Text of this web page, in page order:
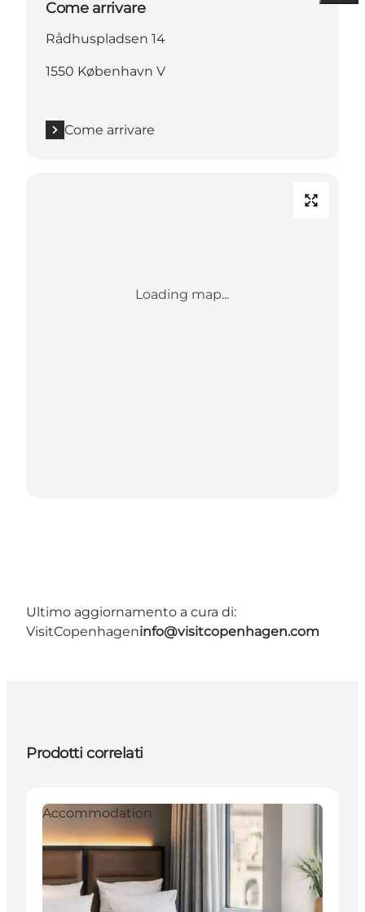
Come arrivare
Rådhuspladsen 14
1550 København V
Come arrivare
Loading map...
Ultimo aggiornamento a cura di:
VisitCopenhageninfo@visitcopenhagen.com
Prodotti correlati
Accommodation